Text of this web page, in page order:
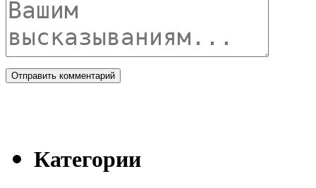
Категории